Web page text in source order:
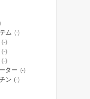
ム (-)
(-)
(-)
(-)
ター (-)
ン (-)